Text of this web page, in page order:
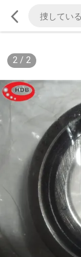
2/ 2